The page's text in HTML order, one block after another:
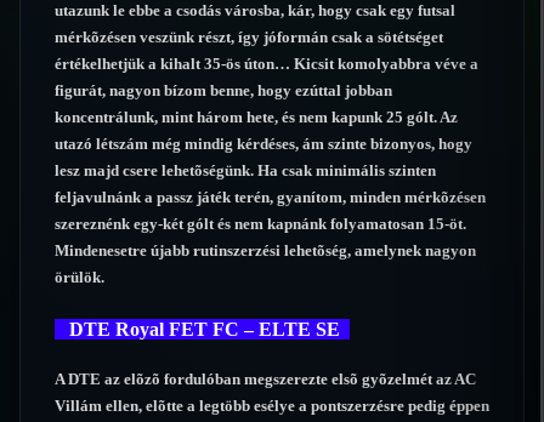
utazunk le ebbe a csodás városba, kár, hogy csak egy futsal
mérkõzésen veszünk részt, így jóformán csak a sötétséget
értékelhetjük a kihalt 35-ös úton… Kicsit komolyabbra véve a
figurát, nagyon bízom benne, hogy ezúttal jobban
koncentrálunk, mint három hete, és nem kapunk 25 gólt. Az
utazó létszám még mindig kérdéses, ám szinte bizonyos, hogy
lesz majd csere lehetõségünk. Ha csak minimális szinten
feljavulnánk a passz játék terén, gyanítom, minden mérkõzésen
szereznénk egy-két gólt és nem kapnánk folyamatosan 15-öt.
Mindenesetre újabb rutinszerzési lehetõség, amelynek nagyon
örülök.
DTE Royal FET FC – ELTE SE
A DTE az elõzõ fordulóban megszerezte elsõ gyõzelmét az AC
Villám ellen, elõtte a legtöbb esélye a pontszerzésre pedig éppen